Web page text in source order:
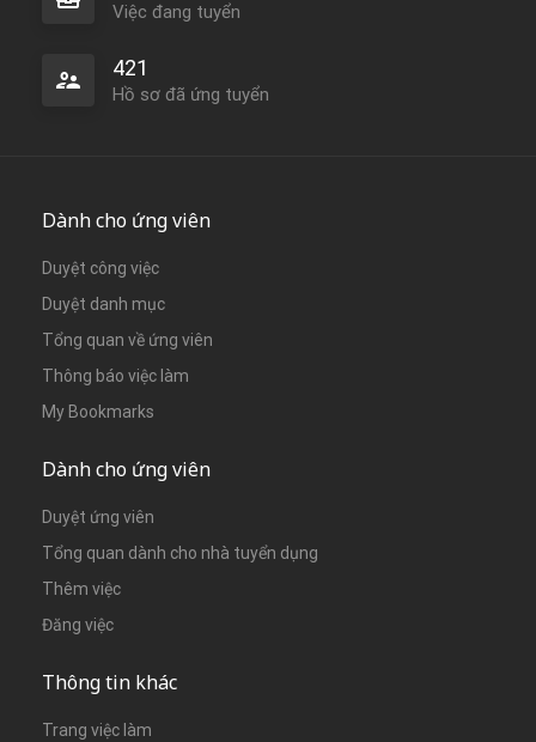
Việc đang tuyển
421
Hồ sơ đã ứng tuyển
Dành cho ứng viên
Duyệt công việc
Duyệt danh mục
Tổng quan về ứng viên
Thông báo việc làm
My Bookmarks
Dành cho ứng viên
Duyệt ứng viên
Tổng quan dành cho nhà tuyển dụng
Thêm việc
Đăng việc
Thông tin khác
Trang việc làm